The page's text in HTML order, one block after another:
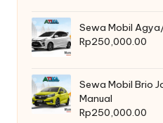
Sewa Mobil
Rp250,000.00
Sewa Mobil Brio
Manual
Rp250,000.00